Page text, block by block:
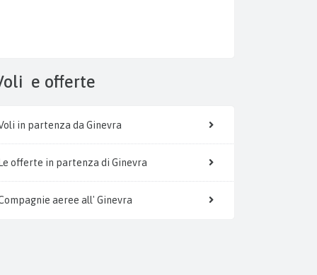
Voli e offerte
in partenza da Ginevra
offerte in partenza di Ginevra
aeree all' Ginevra